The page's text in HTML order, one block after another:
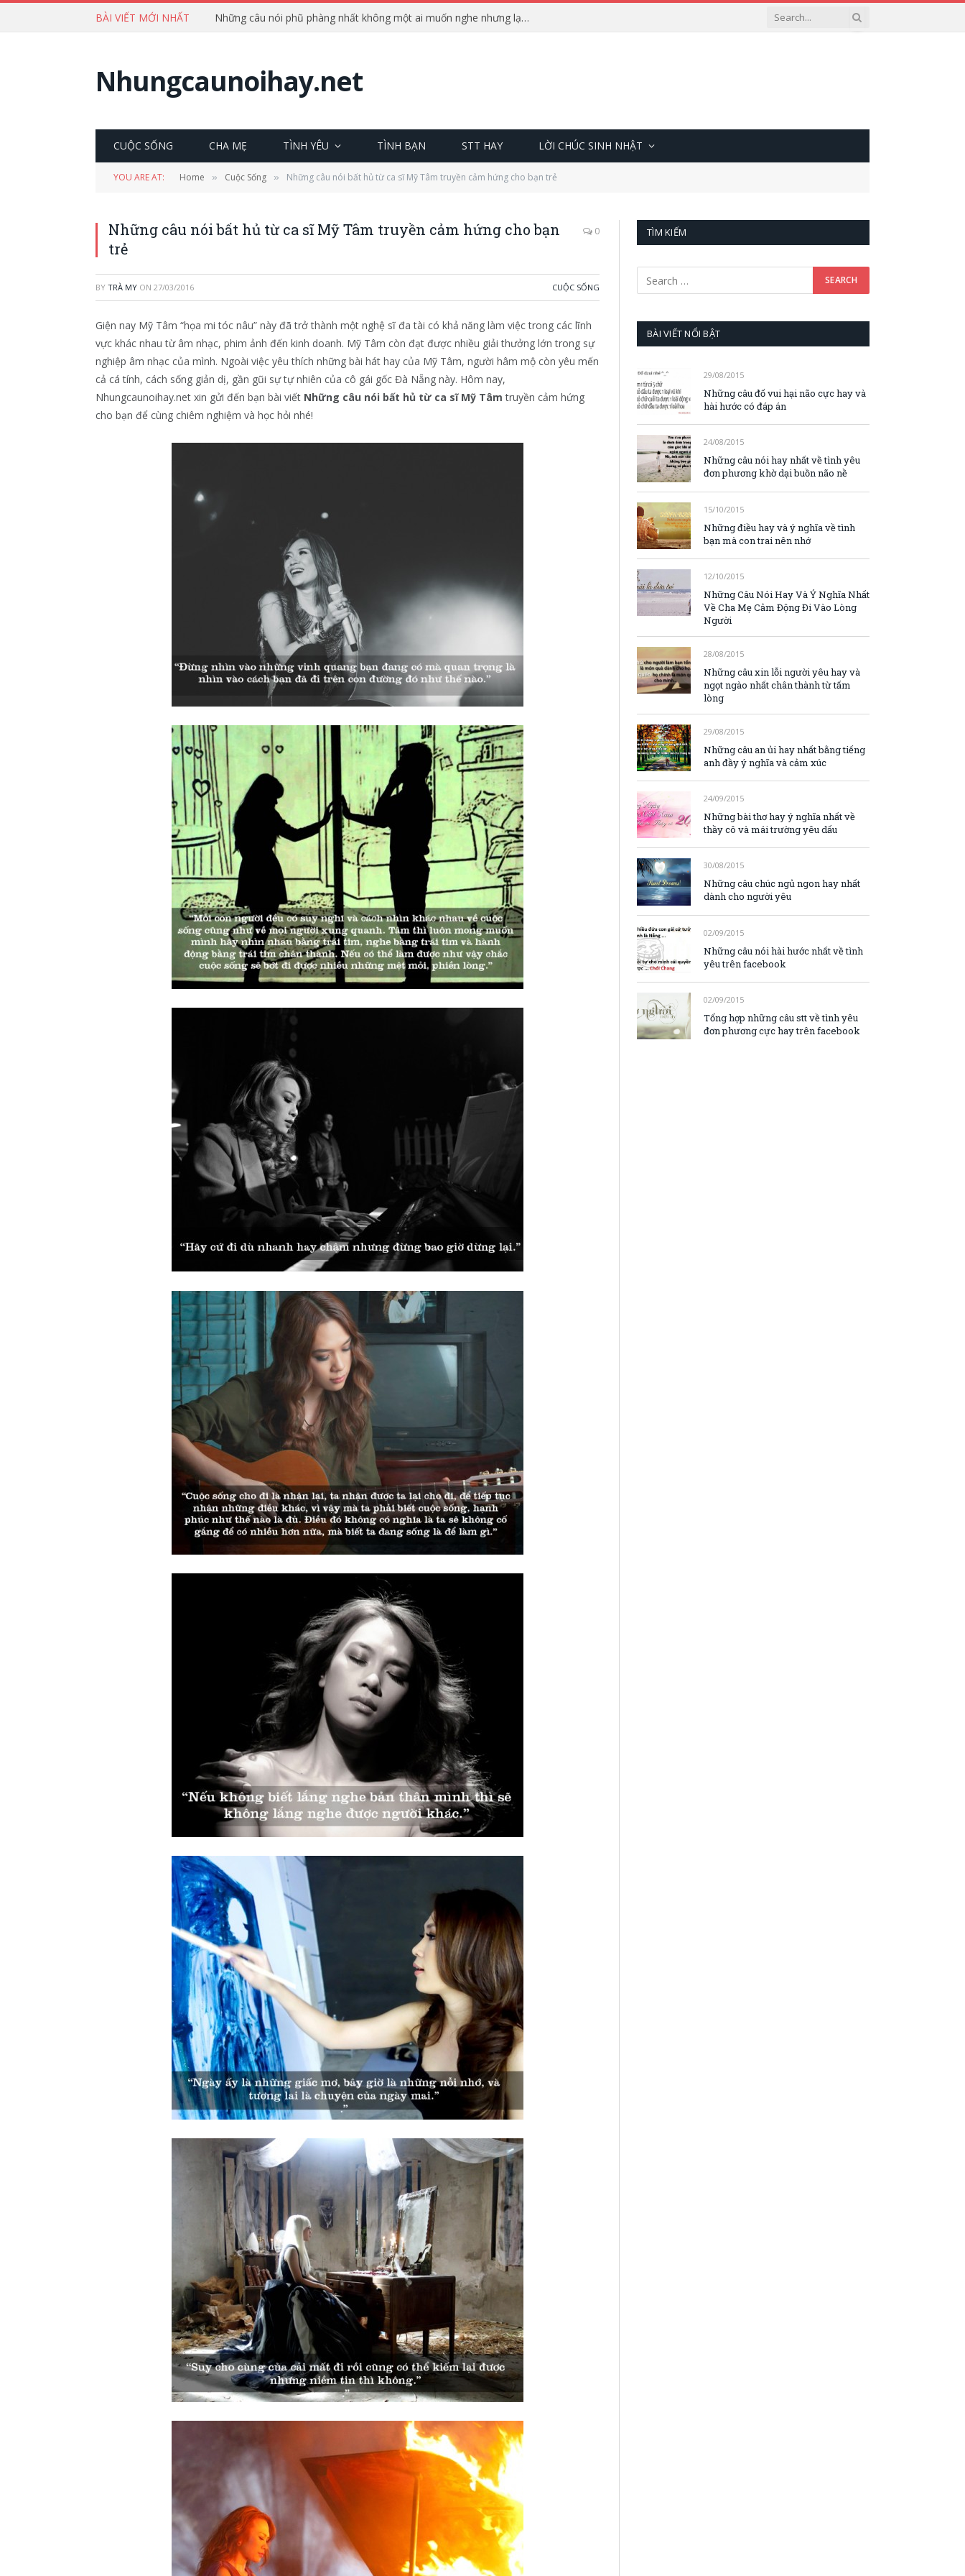
BÀI VIẾT MỚI NHẤT Những câu nói phũ phàng nhất không một ai muốn nghe nhưng lại cực chuẩn
Nhungcaunoihay.net
CUỘC SỐNG CHA MẸ TÌNH YÊU TÌNH BẠN STT HAY LỜI CHÚC SINH NHẬT
YOU ARE AT: Home » Cuộc Sống » Những câu nói bất hủ từ ca sĩ Mỹ Tâm truyền cảm hứng cho bạn trẻ
Những câu nói bất hủ từ ca sĩ Mỹ Tâm truyền cảm hứng cho bạn
trẻ
0
BY TRÀ MY ON 27/03/2016 CUỘC SỐNG
Giện nay Mỹ Tâm “họa mi tóc nâu” này đã trở thành một nghệ sĩ đa tài có khả năng làm việc trong các lĩnh
vực khác nhau từ âm nhạc, phim ảnh đến kinh doanh. Mỹ Tâm còn đạt được nhiều giải thưởng lớn trong sự
nghiệp âm nhạc của mình. Ngoài việc yêu thích những bài hát hay của Mỹ Tâm, người hâm mộ còn yêu mến
cả cá tính, cách sống giản dị, gần gũi sự tự nhiên của cô gái gốc Đà Nẵng này. Hôm nay,
Nhungcaunoihay.net xin gửi đến bạn bài viết Những câu nói bất hủ từ ca sĩ Mỹ Tâm truyền cảm hứng
cho bạn để cùng chiêm nghiệm và học hỏi nhé!
TÌM KIẾM
BÀI VIẾT NỔI BẬT
29/08/2015
Những câu đố vui hại não cực hay và
hài hước có đáp án
24/08/2015
Những câu nói hay nhất về tình yêu
đơn phương khờ dại buồn não nề
15/10/2015
Những điều hay và ý nghĩa về tình
bạn mà con trai nên nhớ
12/10/2015
Những Câu Nói Hay Và Ý Nghĩa Nhất
Về Cha Mẹ Cảm Động Đi Vào Lòng
Người
28/08/2015
Những câu xin lỗi người yêu hay và
ngọt ngào nhất chân thành từ tấm
lòng
29/08/2015
Những câu an ủi hay nhất bằng tiếng
anh đầy ý nghĩa và cảm xúc
24/09/2015
Những bài thơ hay ý nghĩa nhất về
thầy cô và mái trường yêu dấu
30/08/2015
Những câu chúc ngủ ngon hay nhất
dành cho người yêu
02/09/2015
Những câu nói hài hước nhất về tình
yêu trên facebook
02/09/2015
Tổng hợp những câu stt về tình yêu
đơn phương cực hay trên facebook